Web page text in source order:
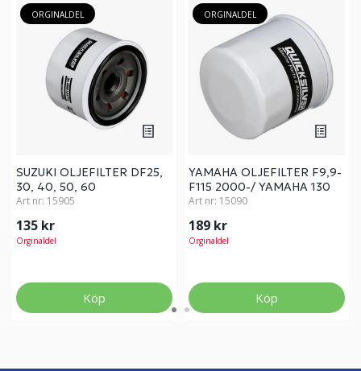
ORGINALDEL
SUZUKI OLJEFILTER DF25,
30, 40, 50, 60
Art nr: 15905
135 kr
Orginaldel
Köp
ORGINALDEL
YAMAHA OLJEFILTER F9,9-
F115 2000-/ YAMAHA 130
HK 2014-
Art nr: 15090
189 kr
Orginaldel
Köp